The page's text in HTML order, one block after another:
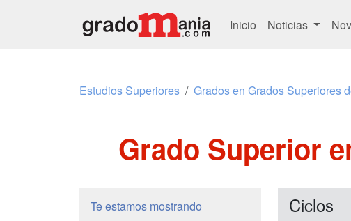
Inicio Noticias
Estudios Superiores Grados en Grados Superiores
Grado Superior
Te estamos mostrando Ciclos